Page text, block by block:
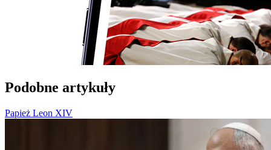
Podobne artykuły
Papież Leon XIV